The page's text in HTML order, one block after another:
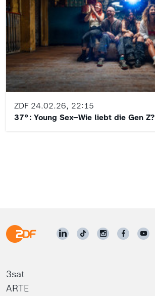
ZDF24.02.26, 22:15
37°: Young Sex–Wie liebt die Gen Z?
3sat
ARTE